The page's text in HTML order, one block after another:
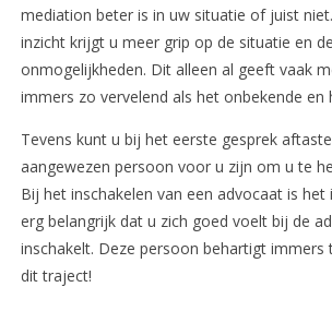
mediation beter is in uw situatie of juist
inzicht krijgt u meer grip op de situatie en
onmogelijkheden. Dit alleen al geeft vaak
immers zo vervelend als het onbekende en
Tevens kunt u bij het eerste gesprek
aangewezen persoon voor u zijn om u te
Bij het inschakelen van een advocaat is
erg belangrijk dat u zich goed voelt bij de
inschakelt. Deze persoon behartigt immers
dit traject!